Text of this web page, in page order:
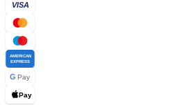
VISA
AMERICAN
EXPRESS
G Pay
Pay